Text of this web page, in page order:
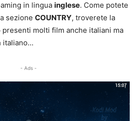
in lingua inglese. Come potete
sezione COUNTRY, troverete la
presenti molti film anche italiani ma
italiano…
- Ads -